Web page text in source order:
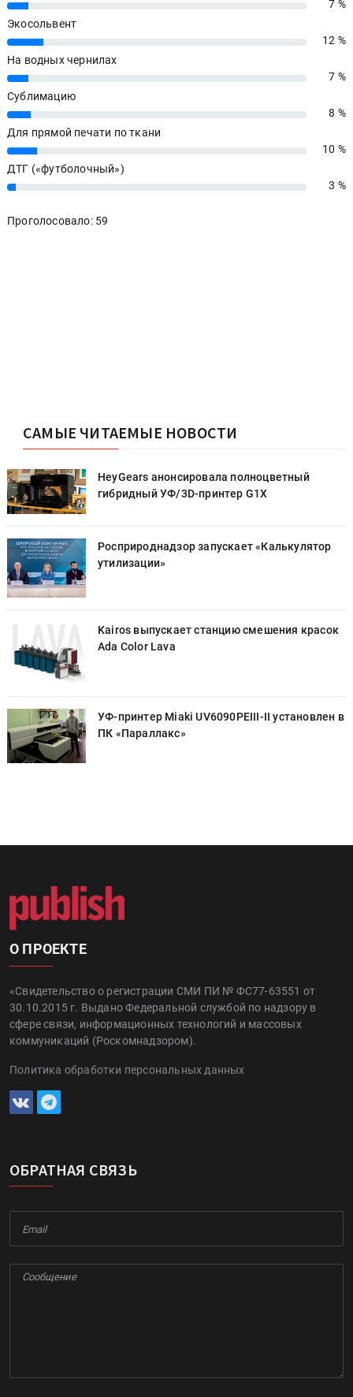
7%
7 %
Экосольвент
12%
12 %
На водных чернилах
7%
7 %
Сублимацию
8%
8 %
Для прямой печати по ткани
10%
10 %
ДТГ («футболочный»)
3% 3 %
Проголосовало: 59
САМЫЕ ЧИТАЕМЫЕ НОВОСТИ
HeyGears анонсировала полноцветный
гибридный УФ/3D-принтер G1X
Росприроднадзор запускает «Калькулятор
утилизации»
Kairos выпускает станцию смешения красок
Ada Color Lava
УФ-принтер Miaki UV6090PEIII-II установлен в
ПК «Параллакс»
О ПРОЕКТЕ
«Свидетельство о регистрации СМИ ПИ № ФС77-63551 от
30.10.2015 г. Выдано Федеральной службой по надзору в
сфере связи, информационных технологий и массовых
коммуникаций (Роскомнадзором).
Политика обработки персональных данных
ОБРАТНАЯ СВЯЗЬ